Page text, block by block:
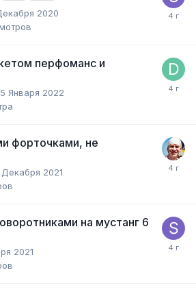
2020
перфоманс и
5 Января 2022
форточками, не
2021
на мустанг 6
2021